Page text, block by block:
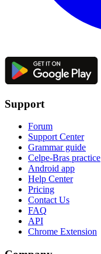
Support
Forum
Support Center
Grammar guide
Celpe-Bras practice
Android app
Help Center
Pricing
Contact Us
FAQ
API
Chrome Extension